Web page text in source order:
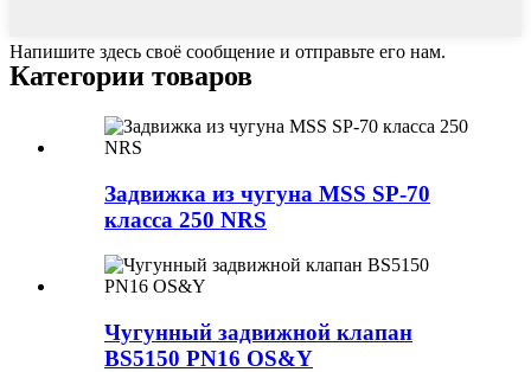
Напишите здесь своё сообщение и отправьте его нам.
Категории товаров
Задвижка из чугуна MSS SP-70
класса 250 NRS
Чугунный задвижной клапан
BS5150 PN16 OS&Y